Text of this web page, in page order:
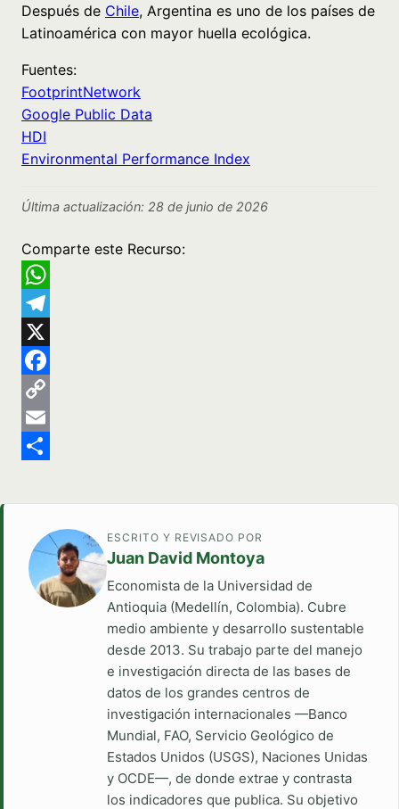
Después de Chile, Argentina es uno de los países de
Latinoamérica con mayor huella ecológica.
Fuentes:
FootprintNetwork
Google Public Data
HDI
Environmental Performance Index
Última actualización: 28 de junio de 2026
Comparte este Recurso:
WhatsApp
Telegram
X
Facebook
Copy
Link
Email
ESCRITO Y REVISADO POR
Juan David Montoya
Economista de la Universidad de
Antioquia (Medellín, Colombia). Cubre
medio ambiente y desarrollo sustentable
desde 2013. Su trabajo parte del manejo
e investigación directa de las bases de
datos de los grandes centros de
investigación internacionales —Banco
Mundial, FAO, Servicio Geológico de
Estados Unidos (USGS), Naciones Unidas
y OCDE—, de donde extrae y contrasta
los indicadores que publica. Su objetivo